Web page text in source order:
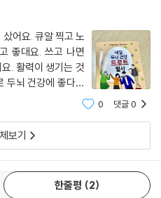
어요. 큐알 찍고 노
좋대요. 쓰고 나면
. 활력이 생기는 것
두뇌 건강에 좋다고
들도 살펴보고 더 구
0 댓글0
보기
한줄평 2